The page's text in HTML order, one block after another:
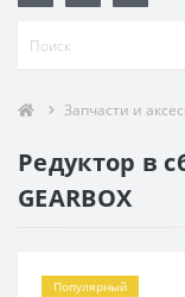
Запчасти и
Редуктор в
GEARBOX
Популярный